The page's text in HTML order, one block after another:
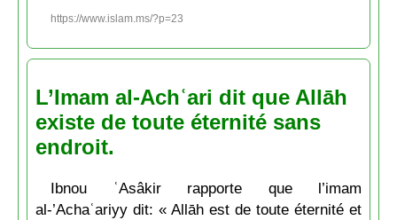
https://www.islam.ms/?p=23
L’Imam al-Achʿari dit que Allāh
existe de toute éternité sans
endroit.
Ibnou ʿAsâkir rapporte que l’imam
al-’Achaʿariyy dit: « Allāh est de toute éternité et